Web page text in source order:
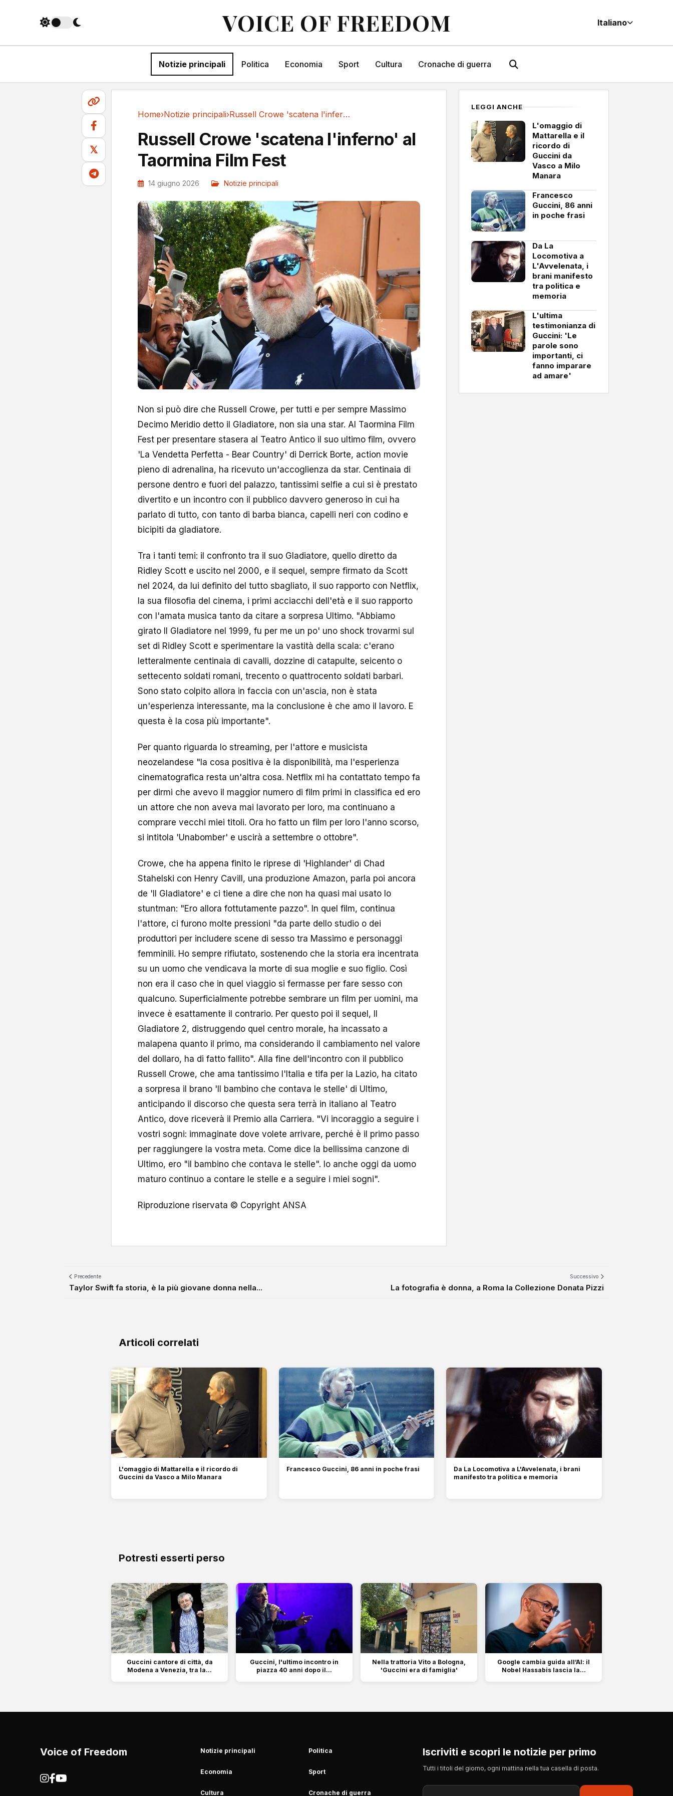
VOICE OF FREEDOM Italiano
Notizie principali Politica Economia Sport Cultura Cronache di guerra
𝕏
Home›Notizie principali› Russell Crowe 'scatena l'inferno' al Taormina Film Fest
Russell Crowe 'scatena l'inferno' al
Taormina Film Fest
14 giugno 2026 Notizie principali
Non si può dire che Russell Crowe, per tutti e per sempre Massimo
Decimo Meridio detto il Gladiatore, non sia una star. Al Taormina Film
Fest per presentare stasera al Teatro Antico il suo ultimo film, ovvero
'La Vendetta Perfetta - Bear Country' di Derrick Borte, action movie
pieno di adrenalina, ha ricevuto un'accoglienza da star. Centinaia di
persone dentro e fuori del palazzo, tantissimi selfie a cui si è prestato
divertito e un incontro con il pubblico davvero generoso in cui ha
parlato di tutto, con tanto di barba bianca, capelli neri con codino e
bicipiti da gladiatore.
Tra i tanti temi: il confronto tra il suo Gladiatore, quello diretto da
Ridley Scott e uscito nel 2000, e il sequel, sempre firmato da Scott
nel 2024, da lui definito del tutto sbagliato, il suo rapporto con Netflix,
la sua filosofia del cinema, i primi acciacchi dell'età e il suo rapporto
con l'amata musica tanto da citare a sorpresa Ultimo. "Abbiamo
girato Il Gladiatore nel 1999, fu per me un po' uno shock trovarmi sul
set di Ridley Scott e sperimentare la vastità della scala: c'erano
letteralmente centinaia di cavalli, dozzine di catapulte, seicento o
settecento soldati romani, trecento o quattrocento soldati barbari.
Sono stato colpito allora in faccia con un'ascia, non è stata
un'esperienza interessante, ma la conclusione è che amo il lavoro. E
questa è la cosa più importante".
Per quanto riguarda lo streaming, per l'attore e musicista
neozelandese "la cosa positiva è la disponibilità, ma l'esperienza
cinematografica resta un'altra cosa. Netflix mi ha contattato tempo fa
per dirmi che avevo il maggior numero di film primi in classifica ed ero
un attore che non aveva mai lavorato per loro, ma continuano a
comprare vecchi miei titoli. Ora ho fatto un film per loro l'anno scorso,
si intitola 'Unabomber' e uscirà a settembre o ottobre".
Crowe, che ha appena finito le riprese di 'Highlander' di Chad
Stahelski con Henry Cavill, una produzione Amazon, parla poi ancora
de 'Il Gladiatore' e ci tiene a dire che non ha quasi mai usato lo
stuntman: "Ero allora fottutamente pazzo". In quel film, continua
l'attore, ci furono molte pressioni "da parte dello studio o dei
produttori per includere scene di sesso tra Massimo e personaggi
femminili. Ho sempre rifiutato, sostenendo che la storia era incentrata
su un uomo che vendicava la morte di sua moglie e suo figlio. Così
non era il caso che in quel viaggio si fermasse per fare sesso con
qualcuno. Superficialmente potrebbe sembrare un film per uomini, ma
invece è esattamente il contrario. Per questo poi il sequel, Il
Gladiatore 2, distruggendo quel centro morale, ha incassato a
malapena quanto il primo, ma considerando il cambiamento nel valore
del dollaro, ha di fatto fallito". Alla fine dell'incontro con il pubblico
Russell Crowe, che ama tantissimo l'Italia e tifa per la Lazio, ha citato
a sorpresa il brano 'Il bambino che contava le stelle' di Ultimo,
anticipando il discorso che questa sera terrà in italiano al Teatro
Antico, dove riceverà il Premio alla Carriera. "Vi incoraggio a seguire i
vostri sogni: immaginate dove volete arrivare, perché è il primo passo
per raggiungere la vostra meta. Come dice la bellissima canzone di
Ultimo, ero "il bambino che contava le stelle". Io anche oggi da uomo
maturo continuo a contare le stelle e a seguire i miei sogni".
Riproduzione riservata © Copyright ANSA
LEGGI ANCHE
L'omaggio di
Mattarella e il
ricordo di
Guccini da
Vasco a Milo
Manara
Francesco
Guccini, 86 anni
in poche frasi
Da La
Locomotiva a
L'Avvelenata, i
brani manifesto
tra politica e
memoria
L'ultima
testimonianza di
Guccini: 'Le
parole sono
importanti, ci
fanno imparare
ad amare'
Precedente
Taylor Swift fa storia, è la più giovane donna nella...
Successivo
La fotografia è donna, a Roma la Collezione Donata Pizzi
Articoli correlati
L'omaggio di Mattarella e il ricordo di
Guccini da Vasco a Milo Manara
Francesco Guccini, 86 anni in poche frasi
Da La Locomotiva a L'Avvelenata, i brani
manifesto tra politica e memoria
Potresti esserti perso
Guccini cantore di città, da
Modena a Venezia, tra la...
Guccini, l'ultimo incontro in
piazza 40 anni dopo il...
Nella trattoria Vito a Bologna,
'Guccini era di famiglia'
Google cambia guida all’AI: il
Nobel Hassabis lascia la...
Voice of Freedom Notizie principali Politica
Economia Sport
Cultura Cronache di guerra
Iscriviti e scopri le notizie per primo
Tutti i titoli del giorno, ogni mattina nella tua casella di posta.